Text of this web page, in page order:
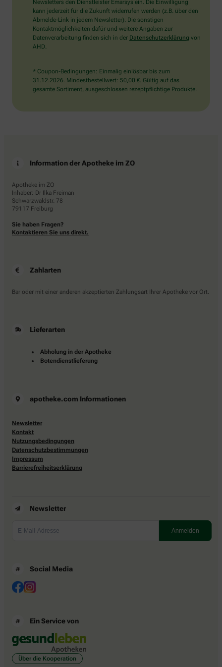
die
Flagge.
Newsletters den Dienstleister Emarsys ein. Die Einwilligung
kann jederzeit für die Zukunft widerrufen werden (z.B. über den
Abmelde-Link in jedem Newsletter). Die sonstigen
Kontaktmöglichkeiten dafür und weitere Angaben zur
Datenverarbeitung finden sich in der Datenschutzerklärung von
AHD.
* Coupon-Bedingungen: Einmalig einlösbar bis zum
31.12.2026. Mindestbestellwert: 50,00 €. Gültig auf das
gesamte Sortiment, ausgeschlossen rezeptpflichtige Produkte.
Information der Apotheke im ZO
Apotheke im ZO
Inhaber: Dr Ilka Freiman
Schwarzwaldstr. 78
79117 Freiburg
Sie haben Fragen?
Kontaktieren Sie uns direkt.
Zahlarten
Bar oder mit einer anderen akzeptierten Zahlungsart Ihrer Apotheke vor Ort.
Lieferarten
Abholung in der Apotheke
Botendienstlieferung
apotheke.com Informationen
Newsletter
Kontakt
Nutzungsbedingungen
Datenschutzbestimmungen
Impressum
Barrierefreiheitserklärung
Newsletter
Social Media
Ein Service von
Über die Kooperation